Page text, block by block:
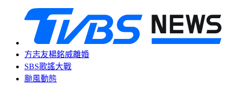
方志友楊銘威離婚
SBS歌謠大戰
颱風動態